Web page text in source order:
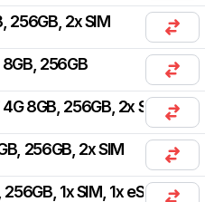
256GB, 2x SIM
256GB
8GB, 256GB, 2x SIM
256GB, 2x SIM
1x SIM, 1x eSIM